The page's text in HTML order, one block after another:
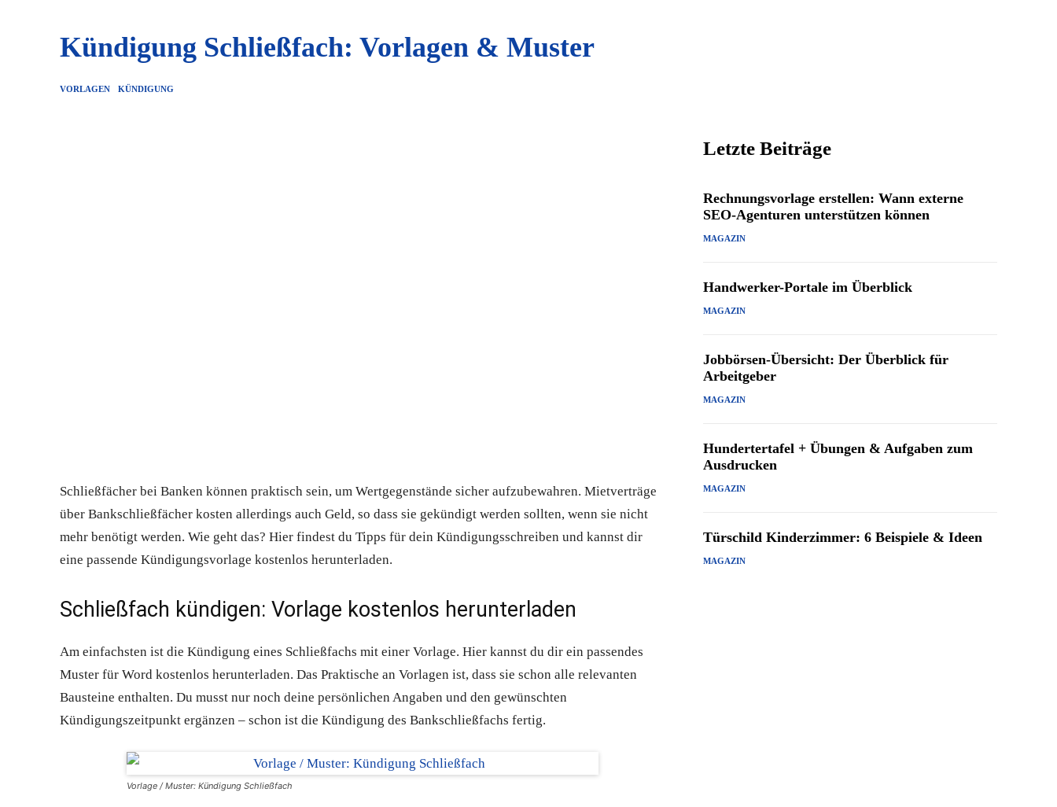
Kündigung Schließfach: Vorlagen & Muster
VORLAGEN KÜNDIGUNG
Schließfächer bei Banken können praktisch sein, um Wertgegenstände sicher aufzubewahren. Mietverträge
über Bankschließfächer kosten allerdings auch Geld, so dass sie gekündigt werden sollten, wenn sie nicht
mehr benötigt werden. Wie geht das? Hier findest du Tipps für dein Kündigungsschreiben und kannst dir
eine passende Kündigungsvorlage kostenlos herunterladen.
Schließfach kündigen: Vorlage kostenlos herunterladen
Am einfachsten ist die Kündigung eines Schließfachs mit einer Vorlage. Hier kannst du dir ein passendes
Muster für Word kostenlos herunterladen. Das Praktische an Vorlagen ist, dass sie schon alle relevanten
Bausteine enthalten. Du musst nur noch deine persönlichen Angaben und den gewünschten
Kündigungszeitpunkt ergänzen – schon ist die Kündigung des Bankschließfachs fertig.
Vorlage / Muster: Kündigung Schließfach
Letzte Beiträge
Rechnungsvorlage erstellen: Wann externe
SEO-Agenturen unterstützen können
MAGAZIN
Handwerker-Portale im Überblick
MAGAZIN
Jobbörsen-Übersicht: Der Überblick für
Arbeitgeber
MAGAZIN
Hundertertafel + Übungen & Aufgaben zum
Ausdrucken
MAGAZIN
Türschild Kinderzimmer: 6 Beispiele & Ideen
MAGAZIN